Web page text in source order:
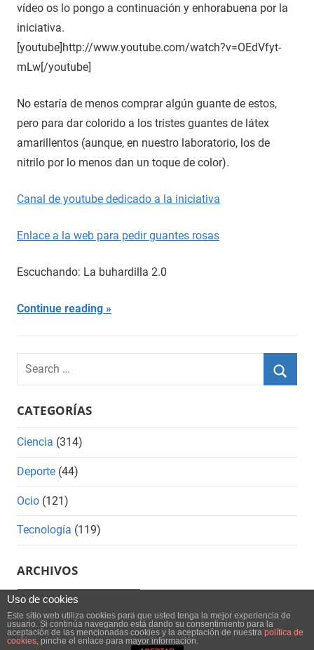
vídeo os lo pongo a continuación y enhorabuena por la
iniciativa.
[youtube]http://www.youtube.com/watch?v=OEdVfyt-
mLw[/youtube]
No estaría de menos comprar algún guante de estos,
pero para dar colorido a los tristes guantes de látex
amarillentos (aunque, en nuestro laboratorio, los de
nitrilo por lo menos dan un toque de color).
Canal de youtube dedicado a la iniciativa
Enlace a la web para pedir guantes rosas
Escuchando: La buhardilla 2.0
Continue reading
Search
for:
CATEGORÍAS
Ciencia (314)
Deporte (44)
Ocio (121)
Tecnología (119)
ARCHIVOS
Archivos
WordPress Theme: Mercia by ThemeZee.
Uso de cookies
Este sitio web utiliza cookies para que usted tenga la mejor experiencia de
usuario. Si continúa navegando está dando su consentimiento para la
aceptación de las mencionadas cookies y la aceptación de nuestra política de
cookies, pinche el enlace para mayor información.